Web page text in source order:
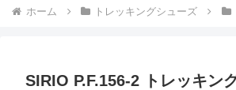
ホーム トレッキングシューズ
SIRIO P.F.156-2 トレッキン